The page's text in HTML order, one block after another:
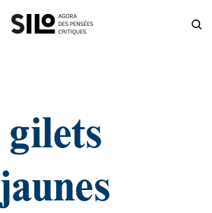
gilets
jaunes